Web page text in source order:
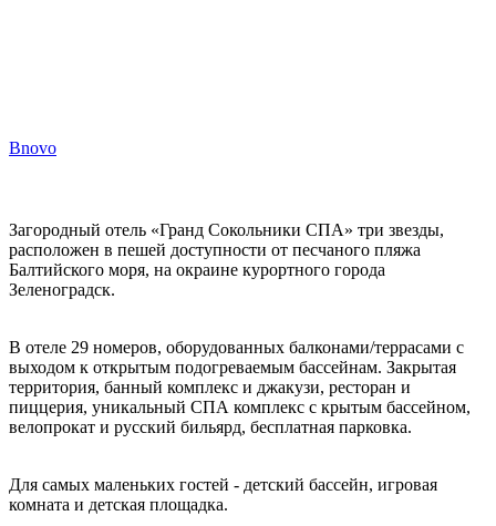
Bnovo
Загородный отель «Гранд Сокольники СПА» три звезды,
расположен в пешей доступности от песчаного пляжа
Балтийского моря, на окраине курортного города
Зеленоградск.
В отеле 29 номеров, оборудованных балконами/террасами с
выходом к открытым подогреваемым бассейнам. Закрытая
территория, банный комплекс и джакузи, ресторан и
пиццерия, уникальный СПА комплекс с крытым бассейном,
велопрокат и русский бильярд, бесплатная парковка.
Для самых маленьких гостей - детский бассейн, игровая
комната и детская площадка.